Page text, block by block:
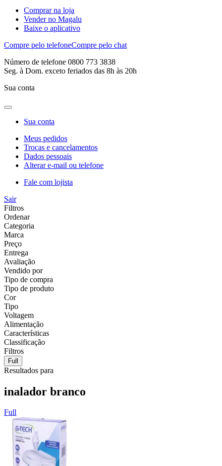
Comprar na loja
Vender no Magalu
Baixe o aplicativo
Compre pelo telefoneCompre pelo chat
Número de telefone 0800 773 3838
Seg. à Dom. exceto feriados das 8h às 20h
Sua conta
Sua conta
Meus pedidos
Trocas e cancelamentos
Dados pessoais
Alterar e-mail ou telefone
Fale com lojista
Sair
Filtros
Ordenar
Categoria
Marca
Preço
Entrega
Avaliação
Vendido por
Tipo de compra
Tipo de produto
Cor
Tipo
Voltagem
Alimentação
Características
Classificação
Filtros
Full
Resultados para
inalador branco
Full